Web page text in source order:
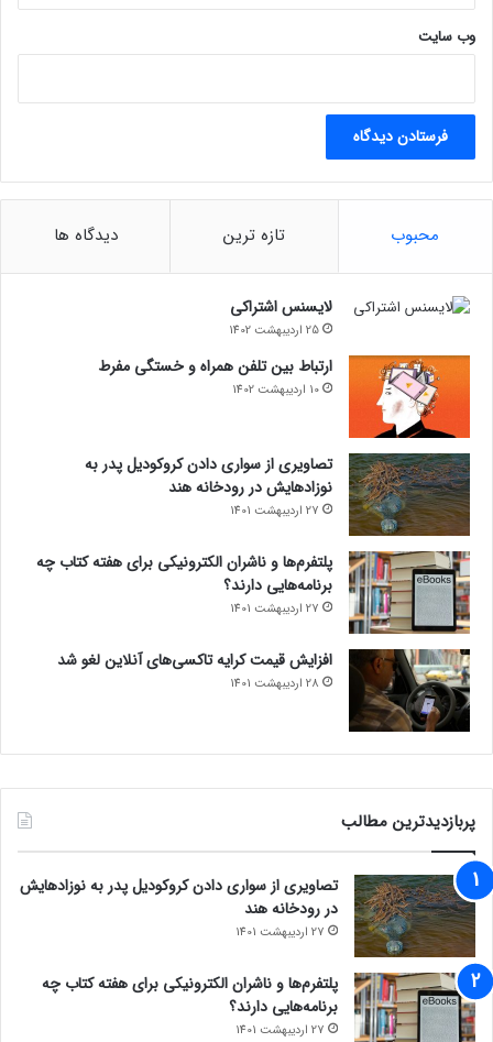
وب‌ سایت
محبوب تازه ترین دیدگاه ها
لایسنس اشتراکی
25 اردیبهشت 1402
ارتباط بین تلفن همراه و خستگی مفرط
10 اردیبهشت 1402
تصاویری از سواری دادن کروکودیل پدر به
نوزادهایش در رودخانه هند
27 اردیبهشت 1401
پلتفرم‌ها و ناشران الکترونیکی برای هفته کتاب چه
برنامه‌هایی دارند؟
27 اردیبهشت 1401
افزایش قیمت کرایه تاکسی‌های آنلاین لغو شد
28 اردیبهشت 1401
پربازدیدترین مطالب
تصاویری از سواری دادن کروکودیل پدر به نوزادهایش
در رودخانه هند
27 اردیبهشت 1401
پلتفرم‌ها و ناشران الکترونیکی برای هفته کتاب چه
برنامه‌هایی دارند؟
27 اردیبهشت 1401